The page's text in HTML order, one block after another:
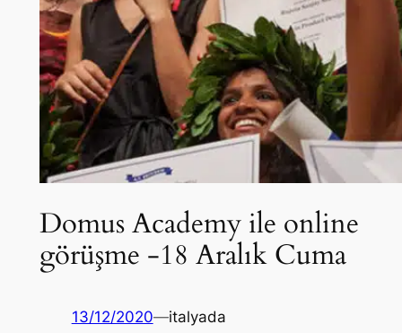
Domus Academy ile online
görüşme -18 Aralık Cuma
13/12/2020—italyada